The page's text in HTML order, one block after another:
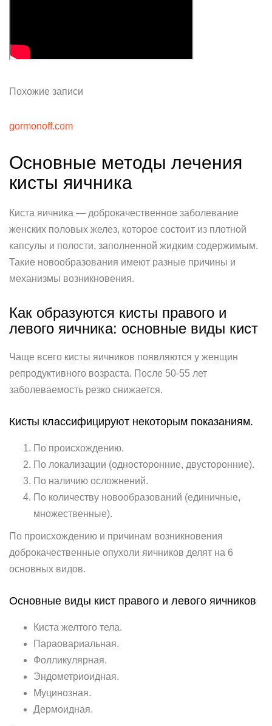
Похожие записи
gormonoff.com
Основные методы лечения
кисты яичника
Киста яичника — доброкачественное заболевание
женских половых желез, которое состоит из плотной
капсулы и полости, заполненной жидким содержимым.
Такие новообразования имеют разные причины и
механизмы возникновения.
Как образуются кисты правого и
левого яичника: основные виды кист
Чаще всего кисты яичников появляются у женщин
репродуктивного возраста. После 50-55 лет
заболеваемость резко снижается.
Кисты классифицируют некоторым показаниям.
По происхождению.
По локализации (односторонние, двусторонние).
По наличию осложнений.
По количеству новообразований (единичные,
множественные).
По происхождению и причинам возникновения
доброкачественные опухоли яичников делят на 6
основных видов.
Основные виды кист правого и левого яичников
Киста желтого тела.
Параовариальная.
Фолликулярная.
Эндометриоидная.
Муцинозная.
Дермоидная.